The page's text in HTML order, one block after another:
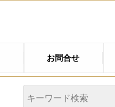
お問合せ